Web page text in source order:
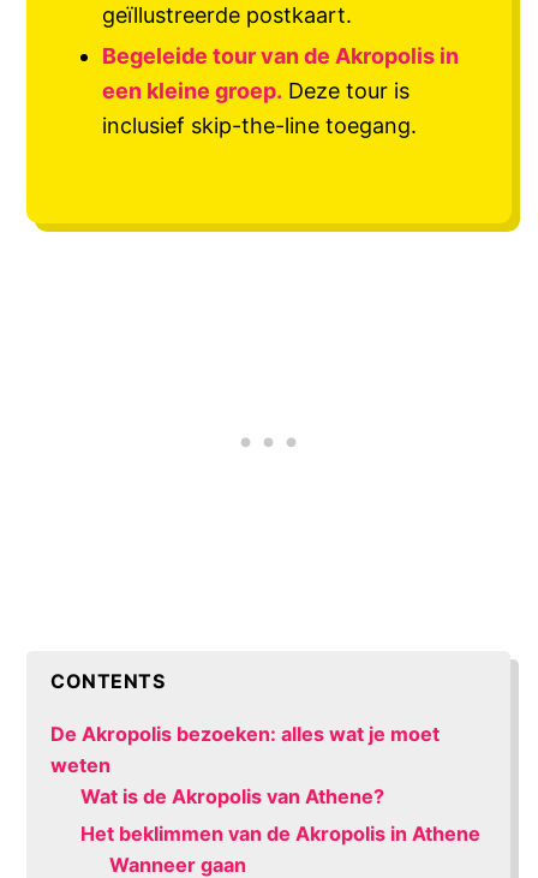
geïllustreerde postkaart.
Begeleide tour van de Akropolis in
een kleine groep. Deze tour is
inclusief skip-the-line toegang.
CONTENTS
De Akropolis bezoeken: alles wat je moet
weten
Wat is de Akropolis van Athene?
Het beklimmen van de Akropolis in Athene
Wanneer gaan